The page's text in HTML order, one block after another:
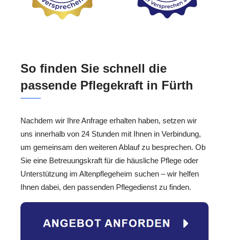
So finden Sie schnell die
passende Pflegekraft in Fürth
Nachdem wir Ihre Anfrage erhalten haben, setzen wir
uns innerhalb von 24 Stunden mit Ihnen in Verbindung,
um gemeinsam den weiteren Ablauf zu besprechen. Ob
Sie eine Betreuungskraft für die häusliche Pflege oder
Unterstützung im Altenpflegeheim suchen – wir helfen
Ihnen dabei, den passenden Pflegedienst zu finden.